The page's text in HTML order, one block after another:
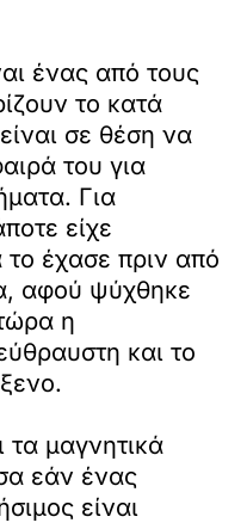
ένας από τους
το κατά
σε θέση να
του για
Για
είχε
έχασε πριν από
αφού ψύχθηκε
η
και το
τα μαγνητικά
εάν ένας
είναι